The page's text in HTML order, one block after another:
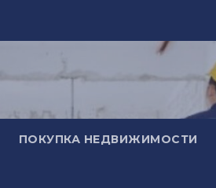
ПОКУПКА НЕДВИЖИМОСТИ